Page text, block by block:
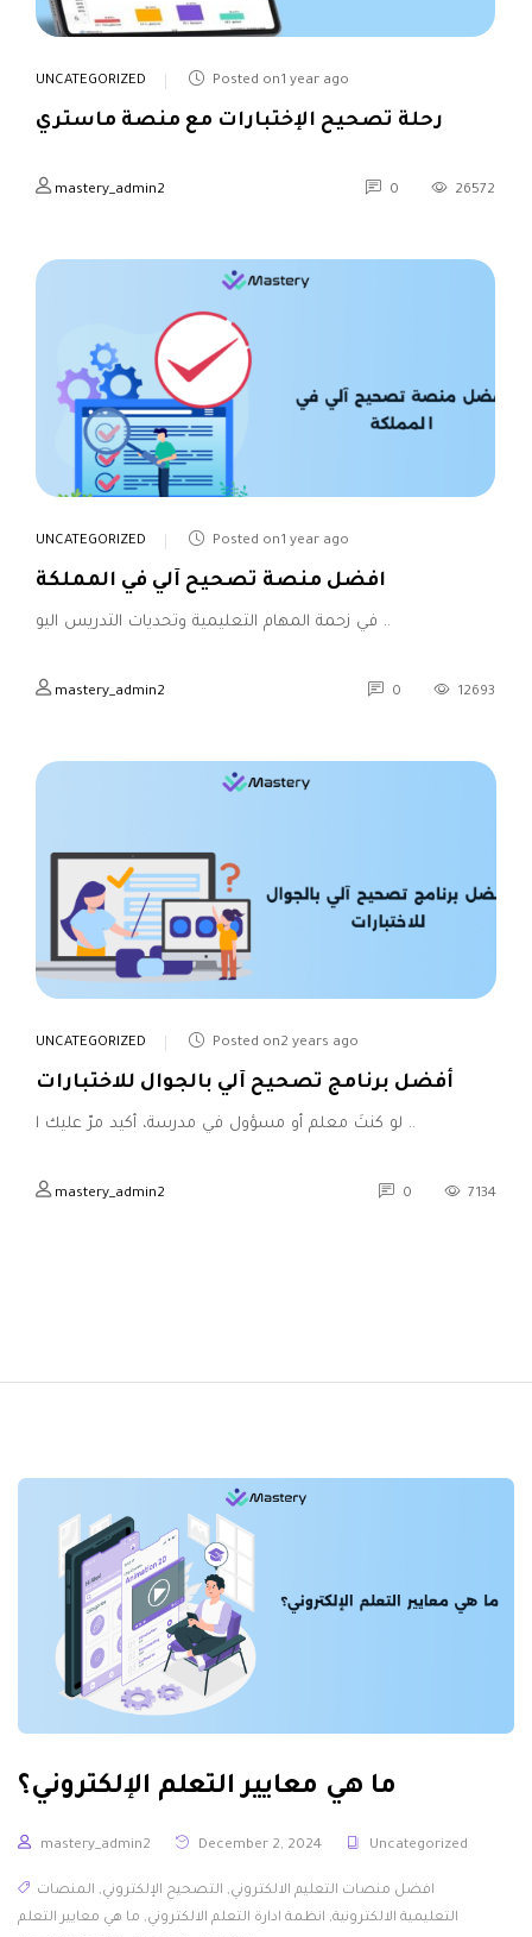
UNCATEGORIZED Posted on1 year ago
رحلة تصحيح الإختبارات مع منصة ماستري
mastery_admin2 0 26572
UNCATEGORIZED Posted on1 year ago
افضل منصة تصحيح آلي في المملكة
في زحمة المهام التعليمية وتحديات التدريس اليو ..
mastery_admin2 0 12693
UNCATEGORIZED Posted on2 years ago
أفضل برنامج تصحيح آلي بالجوال للاختبارات
لو كنتَ معلم أو مسؤول في مدرسة، أكيد مرّ عليك ا ..
mastery_admin2 0 7134
ما هي معايير التعلم الإلكتروني؟
mastery_admin2 December 2, 2024 Uncategorized
افضل منصات التعليم الالكتروني, التصحيح الإلكتروني, المنصات
التعليمية الالكترونية, انظمة ادارة التعلم الالكتروني, ما هي معايير التعلم